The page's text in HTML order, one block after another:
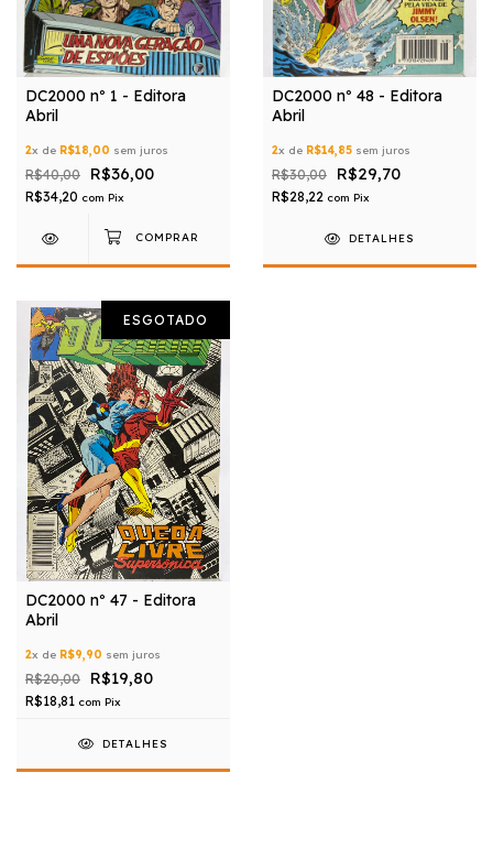
DC2000 nº 1 - Editora
Abril
2x de R$18,00 sem juros
R$40,00 R$36,00
R$34,20 com Pix
DC2000 nº 48 - Editora
Abril
2x de R$14,85 sem juros
R$30,00 R$29,70
R$28,22 com Pix
DETALHES
ESGOTADO
DC2000 nº 47 - Editora
Abril
2x de R$9,90 sem juros
R$20,00 R$19,80
R$18,81 com Pix
DETALHES